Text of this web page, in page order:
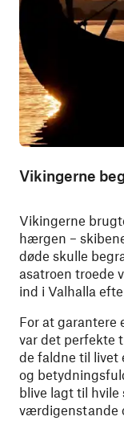
Vikingerne
Vikingerne
hærgen –
døde skulle
asatroen troede
ind i Valhalla
For at garantere
var det perfekte
de faldne til livet
og
blive lagt til hvile
værdigenstande